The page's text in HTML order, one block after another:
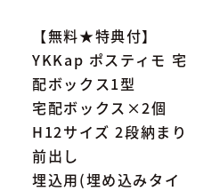
【無料★特典付】
YKKap ポスティモ 宅
配ボックス1型
宅配ボックス×2個
H12サイズ 2段納まり
前出し
埋込用(埋め込みタイ